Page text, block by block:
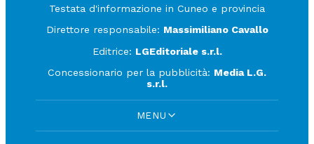
Testata d'informazione in Cuneo e provincia
Direttore responsabile: Massimiliano Cavallo
Editrice: LGEditoriale s.r.l.
Concessionario per la pubblicità: Media L.G.
s.r.l.
MENU